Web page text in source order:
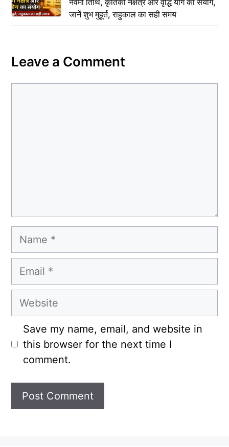
जानें शुभ मुहूर्त, राहुकाल का सही समय
Leave a Comment
Name
Email
Website
Save my name, email, and website in
this browser for the next time I
comment.